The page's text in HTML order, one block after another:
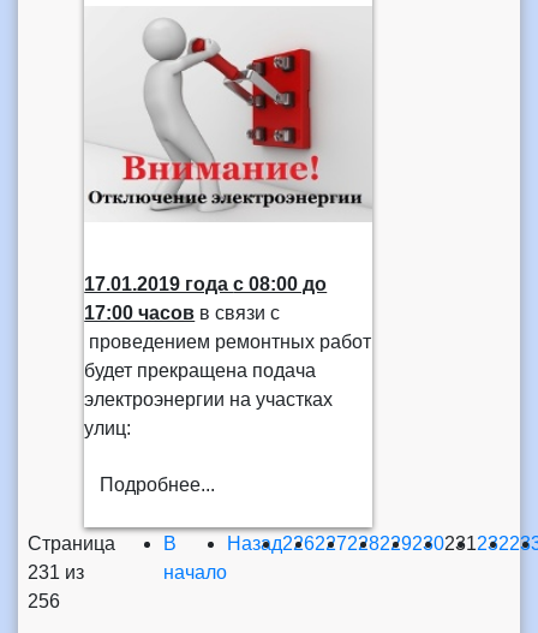
17.01.2019 годас 08:00 до
17:00 часов в связи с
проведением ремонтных работ
будет прекращена подача
электроэнергии на участках
улиц:
Подробнее...
Страница
231 из
256
В
начало
Назад226227228229230231232